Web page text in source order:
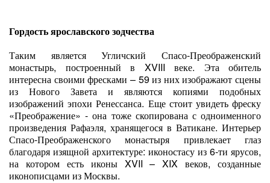
Гордость ярославского зодчества
Таким является Угличский Спасо-Преображенский
монастырь, построенный в XVIII веке. Эта обитель
интересна своими фресками – 59 из них изображают сцены
из Нового Завета и являются копиями подобных
изображений эпохи Ренессанса. Еще стоит увидеть фреску
«Преображение» - она тоже скопирована с одноименного
произведения Рафаэля, хранящегося в Ватикане. Интерьер
Спасо-Преображенского монастыря привлекает глаз
благодаря изящной архитектуре: иконостасу из 6-ти ярусов,
на котором есть иконы XVII – XIX веков, созданные
иконописцами из Москвы.